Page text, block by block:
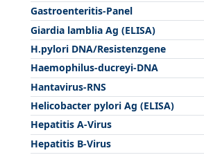
Gastroenteritis-Panel
Giardia lamblia Ag (ELISA)
H.pylori DNA/Resistenzgene
Haemophilus-ducreyi-DNA
Hantavirus-RNS
Helicobacter pylori Ag (ELISA)
Hepatitis A-Virus
Hepatitis B-Virus